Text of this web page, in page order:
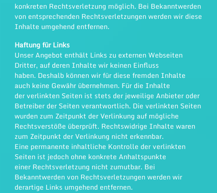
konkreten Rechtsverletzung möglich. Bei Bekanntwerden
von entsprechenden Rechtsverletzungen werden wir diese
Inhalte umgehend entfernen.
Haftung für Links
Unser Angebot enthält Links zu externen Webseiten
Dritter, auf deren Inhalte wir keinen Einfluss
haben. Deshalb können wir für diese fremden Inhalte
auch keine Gewähr übernehmen. Für die Inhalte
der verlinkten Seiten ist stets der jeweilige Anbieter oder
Betreiber der Seiten verantwortlich. Die verlinkten Seiten
wurden zum Zeitpunkt der Verlinkung auf mögliche
Rechtsverstöße überprüft. Rechtswidrige Inhalte waren
zum Zeitpunkt der Verlinkung nicht erkennbar.
Eine permanente inhaltliche Kontrolle der verlinkten
Seiten ist jedoch ohne konkrete Anhaltspunkte
einer Rechtsverletzung nicht zumutbar. Bei
Bekanntwerden von Rechtsverletzungen werden wir
derartige Links umgehend entfernen.